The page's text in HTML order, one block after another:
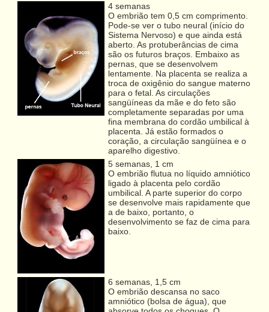
4 semanas
O embrião tem 0,5 cm comprimento.
Pode-se ver o tubo neural (início do
Sistema Nervoso) e que ainda está
aberto. As protuberâncias de cima
são os futuros braços. Embaixo as
pernas, que se desenvolvem
lentamente. Na placenta se realiza a
troca de oxigênio do sangue materno
para o fetal. As circulações
sangüíneas da mãe e do feto são
completamente separadas por uma
fina membrana do cordão umbilical à
placenta. Já estão formados o
coração, a circulação sangüínea e o
aparelho digestivo.
5 semanas, 1 cm
O embrião flutua no líquido amniótico
ligado à placenta pelo cordão
umbilical. A parte superior do corpo
se desenvolve mais rapidamente que
a de baixo, portanto, o
desenvolvimento se faz de cima para
baixo.
6 semanas, 1,5 cm
O embrião descansa no saco
amniótico (bolsa de água), que